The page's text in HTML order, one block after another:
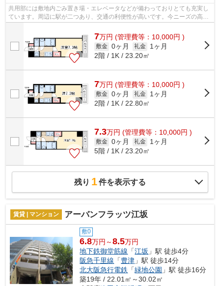
共用部には敷地内ごみ置き場・エレベータなどが備わっておりとても充実し
ています。周辺に駅が二つあり、交通の利便性が高いです。今ニーズの高い
物件は、外観タイル張りの物件です。...
7万円 (管理費等：10,000円 )
敷金 0ヶ月 礼金
1ヶ月
2階 / 1K / 23.20㎡
7万円 (管理費等：10,000円 )
敷金 0ヶ月 礼金
1ヶ月
2階 / 1K / 22.80㎡
7.3万円 (管理費等：10,000円 )
敷金 0ヶ月 礼金
1ヶ月
5階 / 1K / 23.20㎡
残り 1件を表示する
賃貸 | マンション アーバンフラッツ江坂
敷0
6.8万円～8.5万円
地下鉄御堂筋線 「江坂 」駅 徒歩4分
阪急千里線 「豊津 」駅 徒歩14分
北大阪急行電鉄 「緑地公園 」駅 徒歩16分
築19年 / 22.01㎡～30.02㎡